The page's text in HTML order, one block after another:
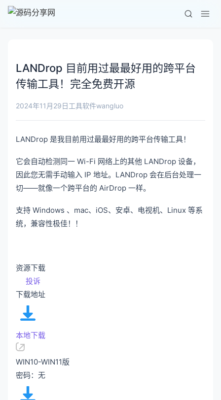
LANDrop 目前用过最最好用的跨平台
传输工具！完全免费开源
2024年11月29日工具软件wangluo
LANDrop 是我目前用过最最好用的跨平台传输工具！
它会自动检测同一 Wi-Fi 网络上的其他 LANDrop 设备，
因此您无需手动输入 IP 地址。LANDrop 会在后台处理一
切——就像一个跨平台的 AirDrop 一样。
支持 Windows 、mac、iOS、安卓、电视机、Linux 等系
统，兼容性极佳！！
资源下载
投诉
下载地址
本地下载
WIN10-WIN11版
密码：无